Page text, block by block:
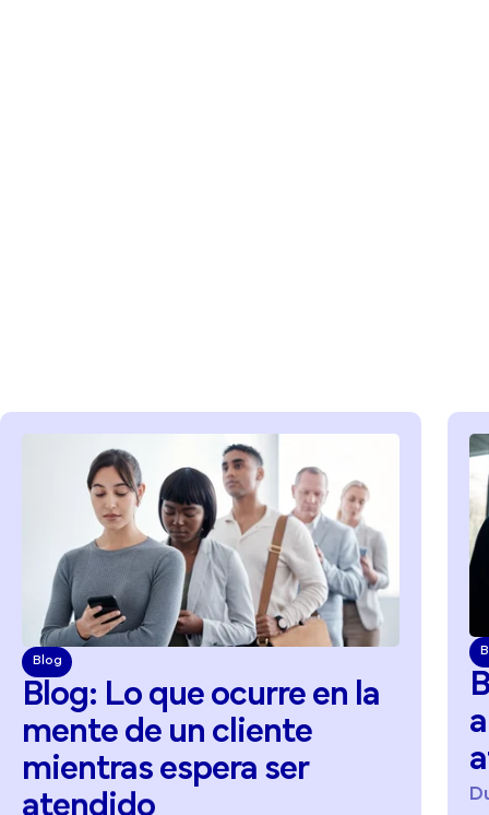
Blog
Blog: Lo que ocurre en la
mente de un cliente
mientras espera ser
atendido